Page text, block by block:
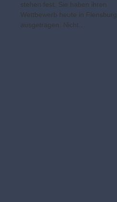
stehen fest. Sie haben ihren
Wettbewerb heute in Flensburg
ausgetragen. Nicht…